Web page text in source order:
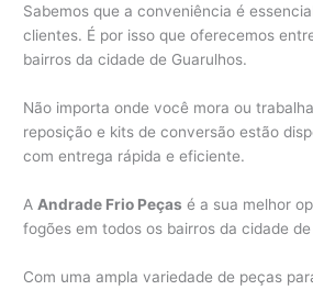
Sabemos que a conveniência é
clientes. É por isso que oferecemos
bairros da cidade de Guarulhos.
Não importa onde você mora ou
reposição e kits de conversão estão
com entrega rápida e eficiente.
A Andrade Frio Peças é a sua melhor
fogões em todos os bairros da cidade de
Com uma ampla variedade de peças